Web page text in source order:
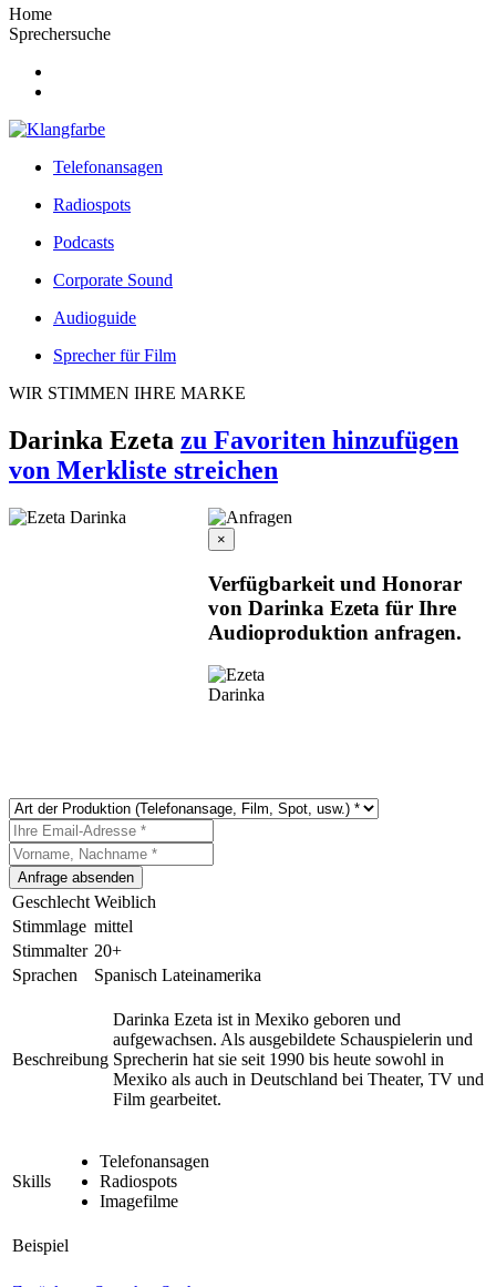
Home
Sprechersuche
Telefonansagen
Radiospots
Podcasts
Corporate Sound
Audioguide
Sprecher für Film
WIR STIMMEN IHRE MARKE
Darinka Ezeta zu Favoriten hinzufügen
von Merkliste streichen
×
Verfügbarkeit und Honorar
von Darinka Ezeta für Ihre
Audioproduktion anfragen.
Geschlecht Weiblich
Stimmlage mittel
Stimmalter 20+
Sprachen
Spanisch Lateinamerika
Beschreibung
Darinka Ezeta ist in Mexiko geboren und
aufgewachsen. Als ausgebildete Schauspielerin und
Sprecherin hat sie seit 1990 bis heute sowohl in
Mexiko als auch in Deutschland bei Theater, TV und
Film gearbeitet.
Skills
Telefonansagen
Radiospots
Imagefilme
Beispiel